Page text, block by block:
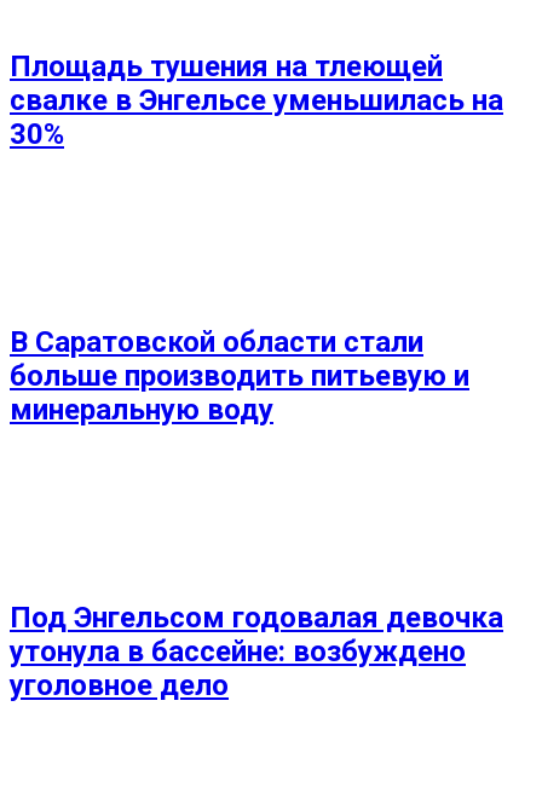
Площадь тушения на тлеющей
свалке в Энгельсе уменьшилась на
30%
В Саратовской области стали
больше производить питьевую и
минеральную воду
Под Энгельсом годовалая девочка
утонула в бассейне: возбуждено
уголовное дело